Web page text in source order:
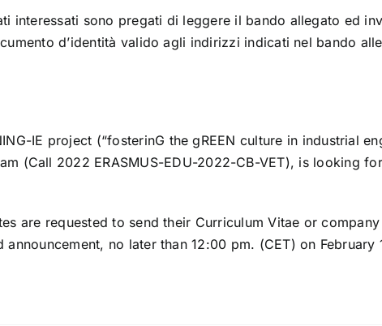
interessati sono pregati di leggere il bando allegato ed
d’identità valido agli indirizzi indicati nel bando
IE project (“fosterinG the gREEN culture in industrial
(Call 2022 ERASMUS-EDU-2022-CB-VET), is looking for
are requested to send their Curriculum Vitae or
no later than 12:00 pm. (CET) on February